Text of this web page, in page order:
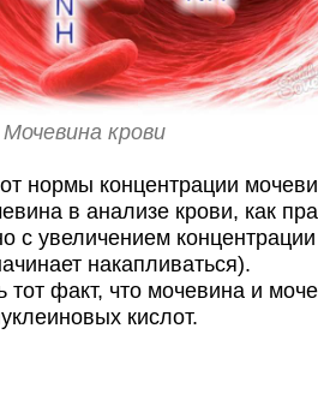
+7(499
+7(499
; м. Братиславская
Ямской
+7(499
+7(343
; м. Ботаническая
Мочевина крови
нормы концентрации
в анализе крови, как
с увеличением
накапливаться).
факт, что мочевина и
кислот.